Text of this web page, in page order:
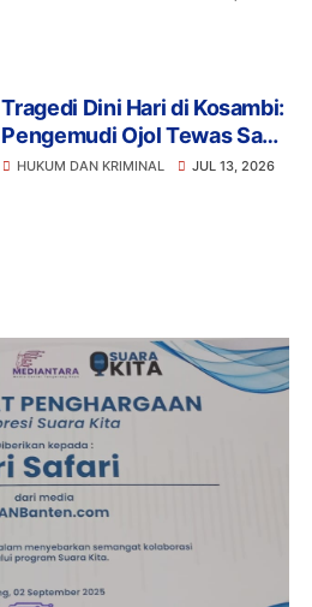
Tragedi Dini Hari di Kosambi:
Pengemudi Ojol Tewas Saat
Istirahat, Motor dan HP Raib
HUKUM DAN KRIMINAL JUL 13, 2026